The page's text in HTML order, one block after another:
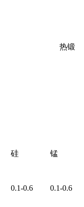
热锻
硅 锰
0.1-0.6 0.1-0.6